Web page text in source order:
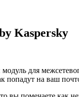
Kaspersky
для
попадут на ваш